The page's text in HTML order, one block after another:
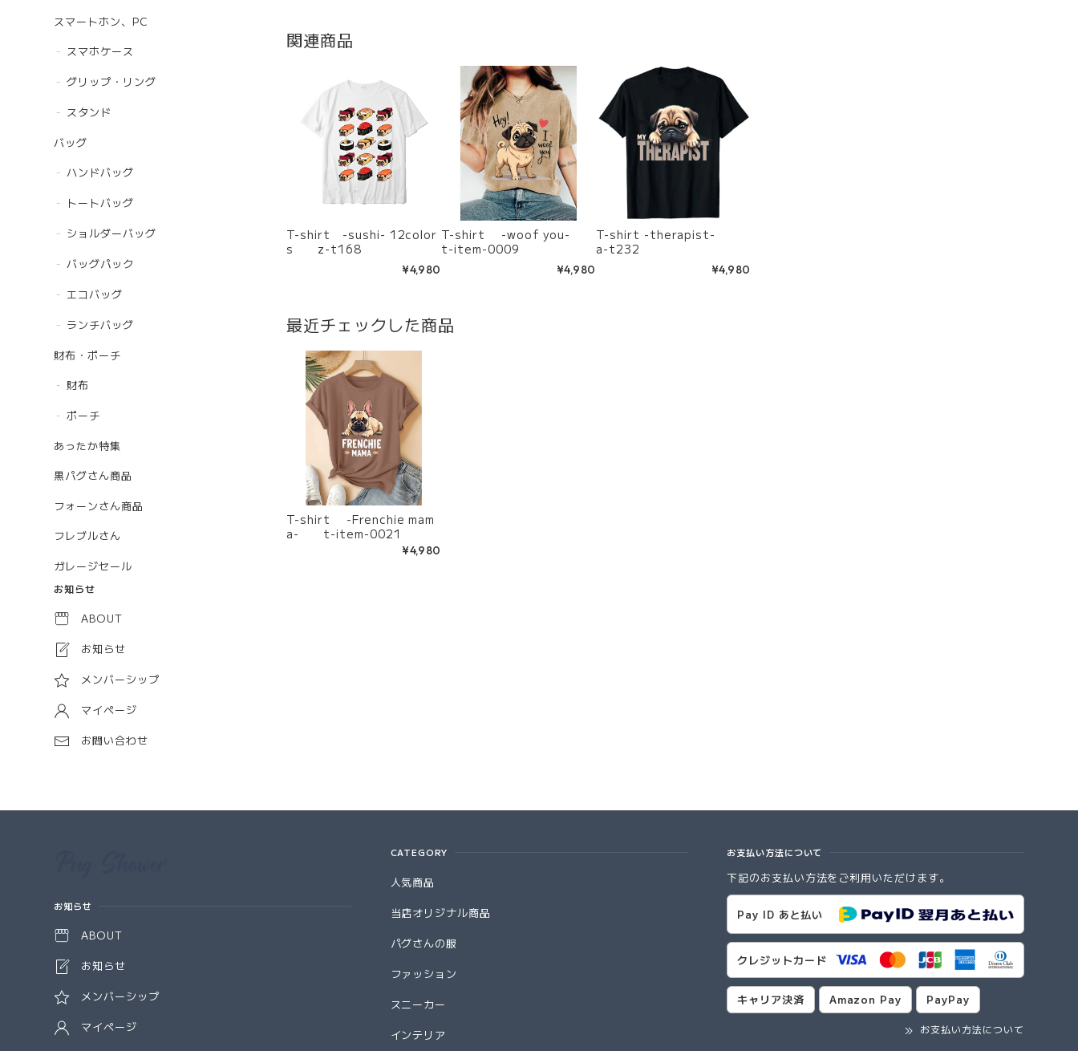
スマートホン、PC
スマホケース
グリップ・リング
スタンド
バッグ
ハンドバッグ
トートバッグ
ショルダーバッグ
バッグパック
エコバッグ
ランチバッグ
財布・ポーチ
財布
ポーチ
あったか特集
黒パグさん商品
フォーンさん商品
フレブルさん
ガレージセール
お知らせ
ABOUT
お知らせ
メンバーシップ
マイページ
お問い合わせ
関連商品
T-shirt -sushi- 12color
s z-t168
¥4,980
T-shirt -woof you-
t-item-0009
¥4,980
T-shirt -therapist-
a-t232
¥4,980
最近チェックした商品
T-shirt -Frenchie mam
a- t-item-0021
¥4,980
お知らせ
ABOUT
お知らせ
メンバーシップ
マイページ
CATEGORY
人気商品
当店オリジナル商品
パグさんの服
ファッション
スニーカー
インテリア
お支払い方法について
下記のお支払い方法をご利用いただけます。
Pay ID あと払い
クレジットカード
キャリア決済 Amazon Pay PayPay
お支払い方法について